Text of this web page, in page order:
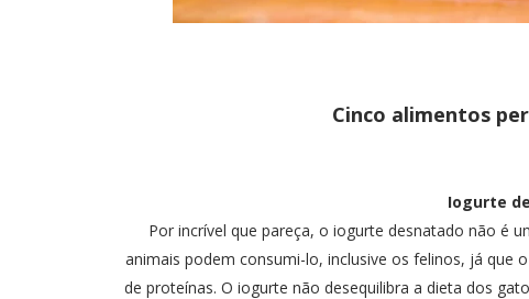
Cinco alimentos
Iogurte
Por incrível que pareça, o iogurte desnatado não é
animais podem consumi-lo, inclusive os felinos, já que
de proteínas. O iogurte não desequilibra a dieta dos